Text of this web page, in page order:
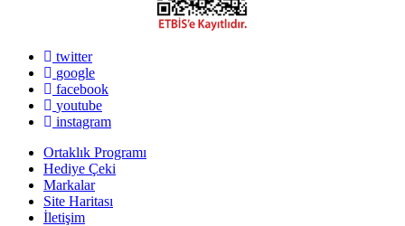
twitter
google
facebook
youtube
instagram
Ortaklık Programı
Hediye Çeki
Markalar
Site Haritası
İletişim